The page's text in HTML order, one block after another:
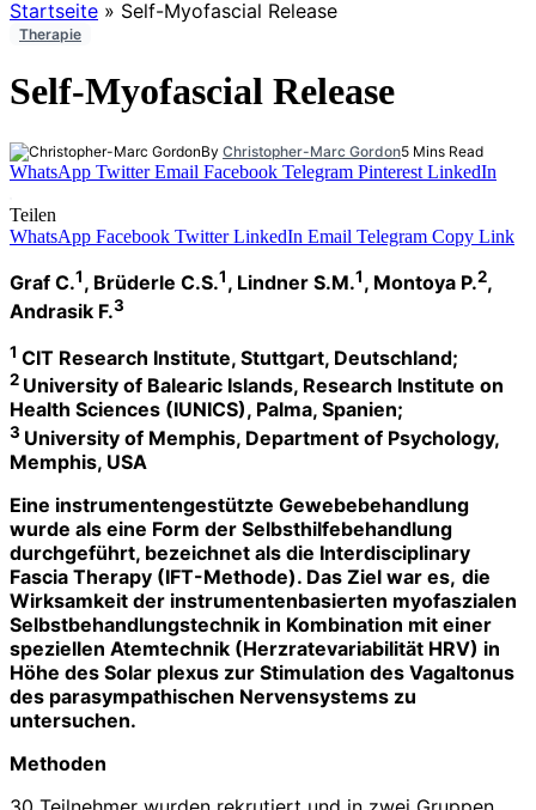
Startseite » Self-Myofascial Release
Therapie
Self-Myofascial Release
By Christopher-Marc Gordon5 Mins Read
WhatsApp Twitter Email Facebook Telegram Pinterest LinkedIn
Teilen
WhatsApp Facebook Twitter LinkedIn Email Telegram Copy Link
Graf C.1, Brüderle C.S.1, Lindner S.M.1, Montoya P.2,
Andrasik F.3
1 CIT Research Institute, Stuttgart, Deutschland;
2 University of Balearic Islands, Research Institute on
Health Sciences (IUNICS), Palma, Spanien;
3 University of Memphis, Department of Psychology,
Memphis, USA
Eine instrumentengestützte Gewebe­behandlung
wurde als eine Form der Selbsthilfe­behandlung
durchgeführt, bezeichnet als die Interdisciplinary
Fascia Therapy (IFT-Methode). Das Ziel war es, die
Wirksamkeit der instrumentenbasierten myofaszialen
Selbstbehandlungstechnik in Kombination mit einer
speziellen Atem­technik (Herzratevariabilität HRV) in
Höhe des Solar plexus zur Stimulation des Vagaltonus
des parasym­pathischen Nervensystems zu
untersuchen.
Methoden